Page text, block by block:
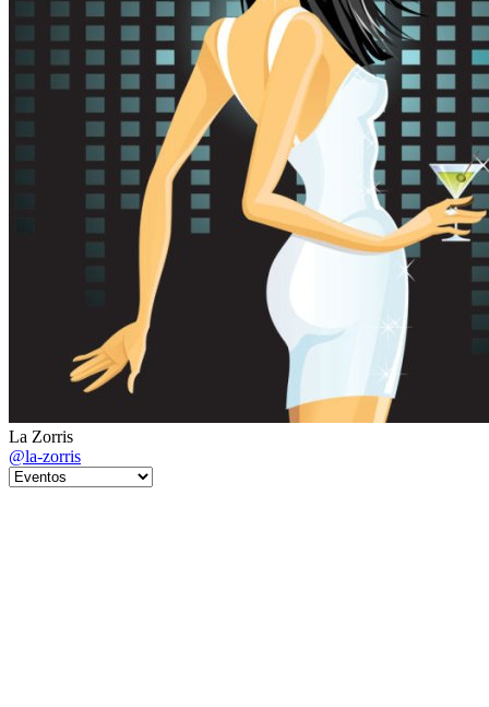
La Zorris
@la-zorris